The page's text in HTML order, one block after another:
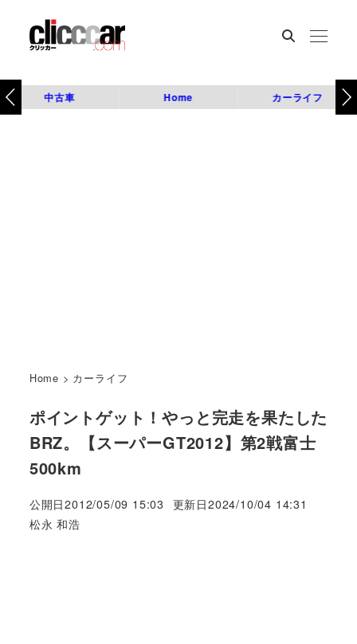
中古車 Home カーライフ
Home > カーライフ
ポイントゲット！やっと完走を果たした
BRZ。【スーパーGT2012】第2戦富士
500km
公開日2012/05/09 15:03 更新日2024/10/04 14:31
著
松永 和浩